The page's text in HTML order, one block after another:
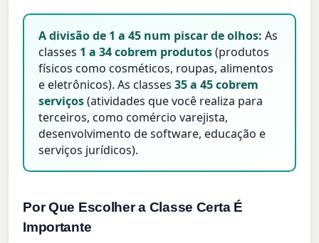
A divisão de 1 a 45 num piscar de olhos: As
classes 1 a 34 cobrem produtos(produtos
físicos como cosméticos, roupas, alimentos
e eletrônicos). As classes35 a 45 cobrem
serviços(atividades que você realiza para
terceiros, como comércio varejista,
desenvolvimento de software, educação e
serviços jurídicos).
Por Que Escolher a Classe Certa É
Importante